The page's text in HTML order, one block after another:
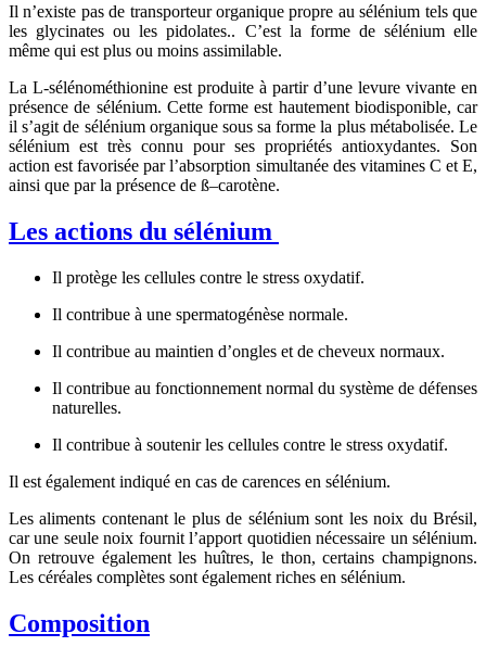
Il n’existe pas de transporteur organique propre au sélénium tels que
les glycinates ou les pidolates.. C’est la forme de sélénium elle
même qui est plus ou moins assimilable.
La L-sélénométhionine est produite à partir d’une levure vivante en
présence de sélénium. Cette forme est hautement biodisponible, car
il s’agit de sélénium organique sous sa forme la plus métabolisée. Le
sélénium est très connu pour ses propriétés antioxydantes. Son
action est favorisée par l’absorption simultanée des vitamines C et E,
ainsi que par la présence de ß–carotène.
Les actions du sélénium
Il protège les cellules contre le stress oxydatif.
Il contribue à une spermatogénèse normale.
Il contribue au maintien d’ongles et de cheveux normaux.
Il contribue au fonctionnement normal du système de défenses
naturelles.
Il contribue à soutenir les cellules contre le stress oxydatif.
Il est également indiqué en cas de carences en sélénium.
Les aliments contenant le plus de sélénium sont les noix du Brésil,
car une seule noix fournit l’apport quotidien nécessaire un sélénium.
On retrouve également les huîtres, le thon, certains champignons.
Les céréales complètes sont également riches en sélénium.
Composition